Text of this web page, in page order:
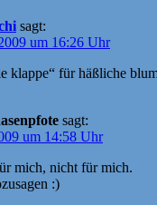
sagt:
um 16:26 Uhr
klappe“ für häßliche
sagt:
um 14:58 Uhr
mich, nicht für mich.
:)